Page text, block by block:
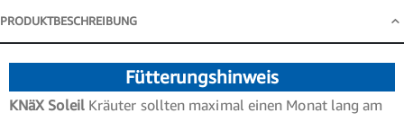
PRODUKTBESCHREIBUNG
ProduktbeschreibungFütterungshinweis
KNäX SoleilKräuter sollten maximal einen Monat lang am